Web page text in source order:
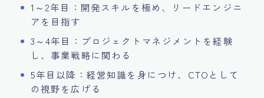
1～2年目：開発スキルを極め、リードエンジニ
アを目指す
3～4年目：プロジェクトマネジメントを経験
し、事業戦略に関わる
5年目以降：経営知識を身につけ、CTOとして
の視野を広げる